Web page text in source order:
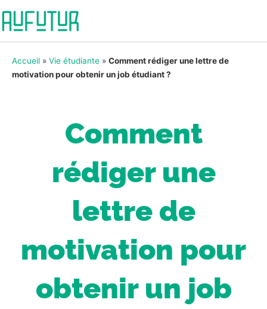
Accueil » Vie étudiante » Comment rédiger une lettre de
motivation pour obtenir un job étudiant ?
Comment
rédiger une
lettre de
motivation pour
obtenir un job